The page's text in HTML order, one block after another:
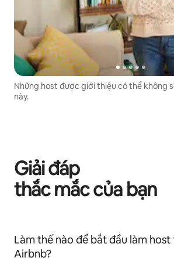
Những host được giới thiệu có thể không
này.
Giải đáp
thắc mắc của bạn
Làm thế nào để bắt đầu làm host
Airbnb?